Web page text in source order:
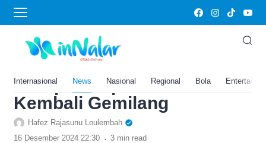
Internasional News Nasional Regional Bola
Home›News
Prediksi Kamboja vs Timor
Lester di Piala AFF 2024,
Harap-Harap João Pedro
Kembali Gemilang
Hafez Rajasunu Loulembah
16 Desember 2024 22:30 . 3 min read